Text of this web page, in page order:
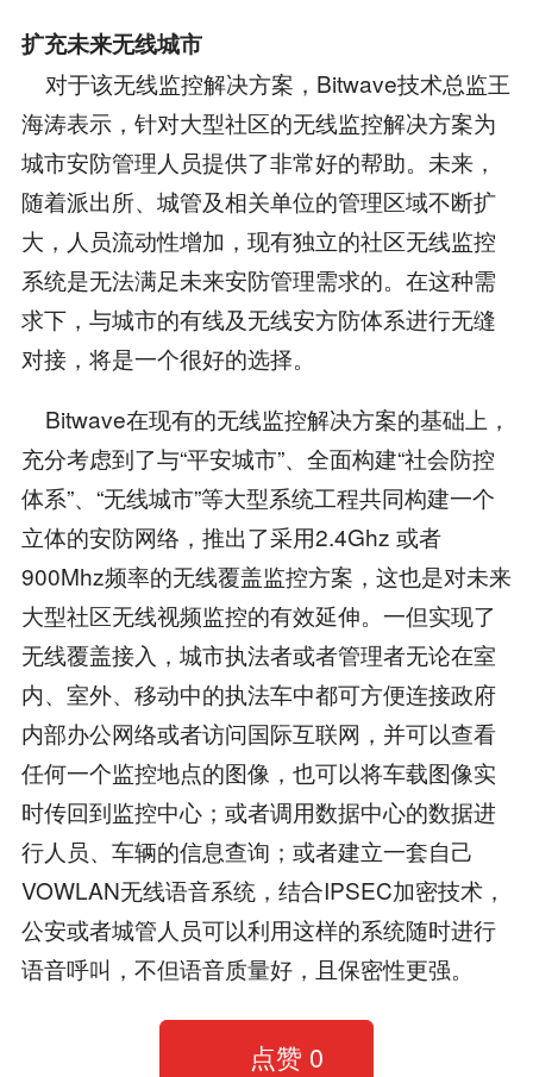
扩充未来无线城市
对于该无线监控解决方案，Bitwave技术总监王
海涛表示，针对大型社区的无线监控解决方案为
城市安防管理人员提供了非常好的帮助。未来，
随着派出所、城管及相关单位的管理区域不断扩
大，人员流动性增加，现有独立的社区无线监控
系统是无法满足未来安防管理需求的。在这种需
求下，与城市的有线及无线安方防体系进行无缝
对接，将是一个很好的选择。
Bitwave在现有的无线监控解决方案的基础上，
充分考虑到了与“平安城市”、全面构建“社会防控
体系”、“无线城市”等大型系统工程共同构建一个
立体的安防网络，推出了采用2.4Ghz 或者
900Mhz频率的无线覆盖监控方案，这也是对未来
大型社区无线视频监控的有效延伸。一但实现了
无线覆盖接入，城市执法者或者管理者无论在室
内、室外、移动中的执法车中都可方便连接政府
内部办公网络或者访问国际互联网，并可以查看
任何一个监控地点的图像，也可以将车载图像实
时传回到监控中心；或者调用数据中心的数据进
行人员、车辆的信息查询；或者建立一套自己
VOWLAN无线语音系统，结合IPSEC加密技术，
公安或者城管人员可以利用这样的系统随时进行
语音呼叫，不但语音质量好，且保密性更强。
点赞 0